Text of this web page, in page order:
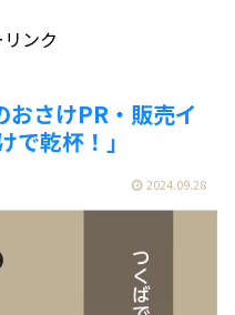
ンク
さけPR・販売イ
で乾杯！」
2024.09.28